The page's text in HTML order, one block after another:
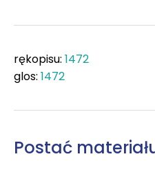
rękopisu: 1472
glos: 1472
Postać